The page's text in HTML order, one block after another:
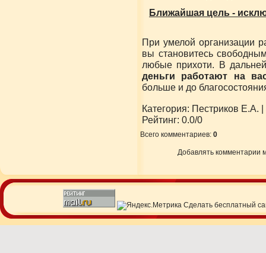
Ближайшая цель -
При умелой организации
вы становитесь
любые прихоти. В
деньги работают на
больше и до
Категория: Пестриков Е.А. |
Рейтинг: 0.0/0
Всего комментариев: 0
Добавлять комментарии
Сделать бесплатный